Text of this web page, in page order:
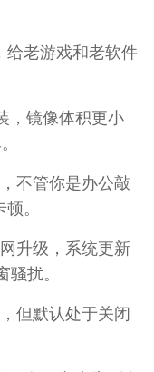
老游戏和老软件
镜像体积更小
不管你是办公敲
。
升级，系统更新
扰。
但默认处于关闭